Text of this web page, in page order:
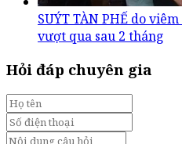
SUÝT TÀN PHẾ do
vượt qua sau 2 tháng
Hỏi đáp chuyên gia